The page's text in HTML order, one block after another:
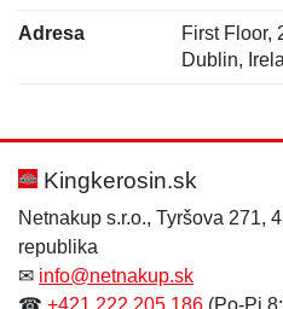
Adresa
First Floor,
Dublin,
Hodnotenie:
Meno:*
Meno:
E-mail:*
Kingkerosin.sk
Netnakup s.r.o., Tyršova 271,
republika
✉ info@netnakup.sk
☎ +421 222 205 186 (Po-Pi